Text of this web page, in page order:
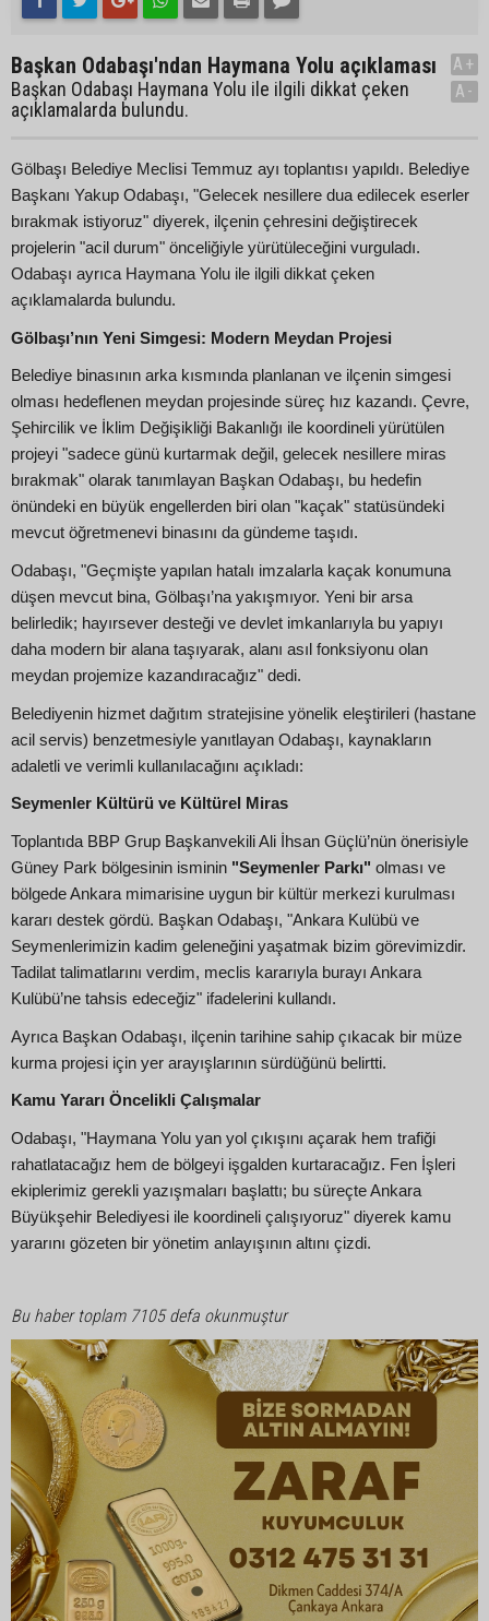
Başkan Odabaşı'ndan Haymana Yolu açıklaması
Başkan Odabaşı Haymana Yolu ile ilgili dikkat çeken
açıklamalarda bulundu.
A+
A-
Gölbaşı Belediye Meclisi Temmuz ayı toplantısı yapıldı. Belediye
Başkanı Yakup Odabaşı, "Gelecek nesillere dua edilecek eserler
bırakmak istiyoruz" diyerek, ilçenin çehresini değiştirecek
projelerin "acil durum" önceliğiyle yürütüleceğini vurguladı.
Odabaşı ayrıca Haymana Yolu ile ilgili dikkat çeken
açıklamalarda bulundu.
Gölbaşı’nın Yeni Simgesi: Modern Meydan Projesi
Belediye binasının arka kısmında planlanan ve ilçenin simgesi
olması hedeflenen meydan projesinde süreç hız kazandı. Çevre,
Şehircilik ve İklim Değişikliği Bakanlığı ile koordineli yürütülen
projeyi "sadece günü kurtarmak değil, gelecek nesillere miras
bırakmak" olarak tanımlayan Başkan Odabaşı, bu hedefin
önündeki en büyük engellerden biri olan "kaçak" statüsündeki
mevcut öğretmenevi binasını da gündeme taşıdı.
Odabaşı, "Geçmişte yapılan hatalı imzalarla kaçak konumuna
düşen mevcut bina, Gölbaşı’na yakışmıyor. Yeni bir arsa
belirledik; hayırsever desteği ve devlet imkanlarıyla bu yapıyı
daha modern bir alana taşıyarak, alanı asıl fonksiyonu olan
meydan projemize kazandıracağız" dedi.
Belediyenin hizmet dağıtım stratejisine yönelik eleştirileri (hastane
acil servis) benzetmesiyle yanıtlayan Odabaşı, kaynakların
adaletli ve verimli kullanılacağını açıkladı:
Seymenler Kültürü ve Kültürel Miras
Toplantıda BBP Grup Başkanvekili Ali İhsan Güçlü’nün önerisiyle
Güney Park bölgesinin isminin "Seymenler Parkı" olması ve
bölgede Ankara mimarisine uygun bir kültür merkezi kurulması
kararı destek gördü. Başkan Odabaşı, "Ankara Kulübü ve
Seymenlerimizin kadim geleneğini yaşatmak bizim görevimizdir.
Tadilat talimatlarını verdim, meclis kararıyla burayı Ankara
Kulübü’ne tahsis edeceğiz" ifadelerini kullandı.
Ayrıca Başkan Odabaşı, ilçenin tarihine sahip çıkacak bir müze
kurma projesi için yer arayışlarının sürdüğünü belirtti.
Kamu Yararı Öncelikli Çalışmalar
Odabaşı, "Haymana Yolu yan yol çıkışını açarak hem trafiği
rahatlatacağız hem de bölgeyi işgalden kurtaracağız. Fen İşleri
ekiplerimiz gerekli yazışmaları başlattı; bu süreçte Ankara
Büyükşehir Belediyesi ile koordineli çalışıyoruz" diyerek kamu
yararını gözeten bir yönetim anlayışının altını çizdi.
Bu haber toplam 7105 defa okunmuştur